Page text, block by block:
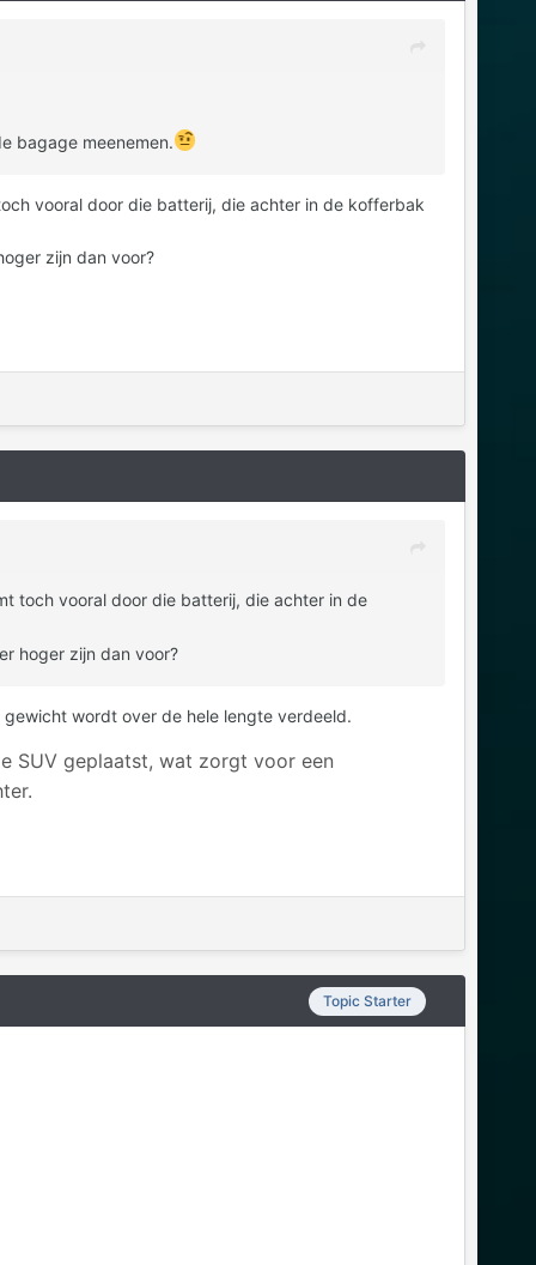
bagage meenemen.
vooral door die batterij, die achter in de kofferbak
zijn dan voor?
toch vooral door die batterij, die achter in de
hoger zijn dan voor?
wordt over de hele lengte verdeeld.
SUV geplaatst, wat zorgt voor een
Topic Starter